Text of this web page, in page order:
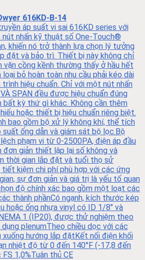
616KD-B-14
áp suất vi sai 616KD series với
nút nhấn kỹ thuật số One-Touch®
khiến nó trở thành lựa chọn lý tưởng
đặt và bảo trì. Thiết bị này không chỉ
vặn cồng kềnh thường thấy ở hầu hết
bỏ hoàn toàn nhu cầu phải kéo dài
hiệu chuẩn. Chỉ với một nút nhấn
SPAN đều được hiệu chuẩn đúng
bất kỳ thứ gì khác. Không cần thêm
hoặc thiết bị hiệu chuẩn riêng biệt.
bao gồm bộ xử lý không khí, thể tích
ống dẫn và giám sát bộ lọc.Bộ
phạm vi từ 0-2500PA, điện áp đầu
đơn giản thiết lập lại số không và
thời gian lắp đặt và tuổi thọ sử
kiệm chi phí phù hợp với các ứng
sự đơn giản và giá trị là yếu tố quan
độ chính xác bao gồm một loạt các
thành phầnCó ngạnh, kích thước kép
hoặc ống nhựa vinyl có ID 1/8" và
1 (IP20), được thử nghiệm theo
plenumTheo chiều dọc với các
hướng lắp đặtKết nối điện khối
nhiệt độ từ 0 đến 140°F (-17,8 đến
1,0%Tuân thủ CE